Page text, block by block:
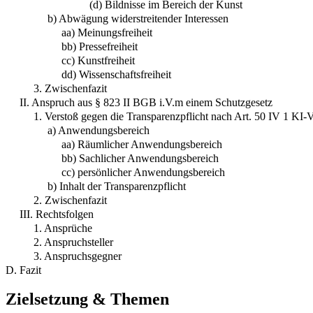
(d) Bildnisse im Bereich der Kunst
b) Abwägung widerstreitender Interessen
aa) Meinungsfreiheit
bb) Pressefreiheit
cc) Kunstfreiheit
dd) Wissenschaftsfreiheit
3. Zwischenfazit
II. Anspruch aus § 823 II BGB i.V.m einem Schutzgesetz
1. Verstoß gegen die Transparenzpflicht nach Art. 50 IV 1 KI-
a) Anwendungsbereich
aa) Räumlicher Anwendungsbereich
bb) Sachlicher Anwendungsbereich
cc) persönlicher Anwendungsbereich
b) Inhalt der Transparenzpflicht
2. Zwischenfazit
III. Rechtsfolgen
1. Ansprüche
2. Anspruchsteller
3. Anspruchsgegner
D. Fazit
Zielsetzung & Themen